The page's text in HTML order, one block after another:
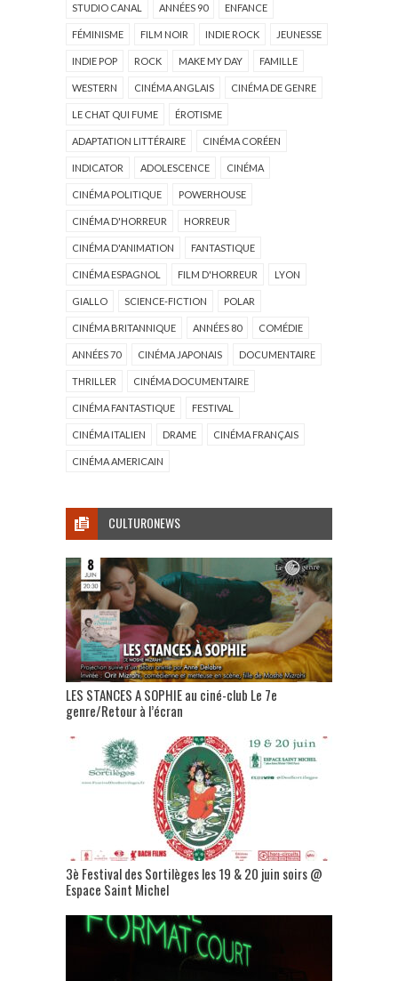
STUDIO CANAL ANNÉES 90 ENFANCE
FÉMINISME FILM NOIR INDIE ROCK JEUNESSE
INDIE POP ROCK MAKE MY DAY FAMILLE
WESTERN CINÉMA ANGLAIS CINÉMA DE GENRE
LE CHAT QUI FUME ÉROTISME
ADAPTATION LITTÉRAIRE CINÉMA CORÉEN
INDICATOR ADOLESCENCE CINÉMA
CINÉMA POLITIQUE POWERHOUSE
CINÉMA D'HORREUR HORREUR
CINÉMA D'ANIMATION FANTASTIQUE
CINÉMA ESPAGNOL FILM D'HORREUR LYON
GIALLO SCIENCE-FICTION POLAR
CINÉMA BRITANNIQUE ANNÉES 80 COMÉDIE
ANNÉES 70 CINÉMA JAPONAIS DOCUMENTAIRE
THRILLER CINÉMA DOCUMENTAIRE
CINÉMA FANTASTIQUE FESTIVAL
CINÉMA ITALIEN DRAME CINÉMA FRANÇAIS
CINÉMA AMERICAIN
CULTURONEWS
LES STANCES A SOPHIE au ciné-club Le 7e
genre/Retour à l’écran
3è Festival des Sortilèges les 19 & 20 juin soirs @
Espace Saint Michel